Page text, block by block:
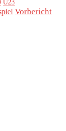
U23
Vorbericht